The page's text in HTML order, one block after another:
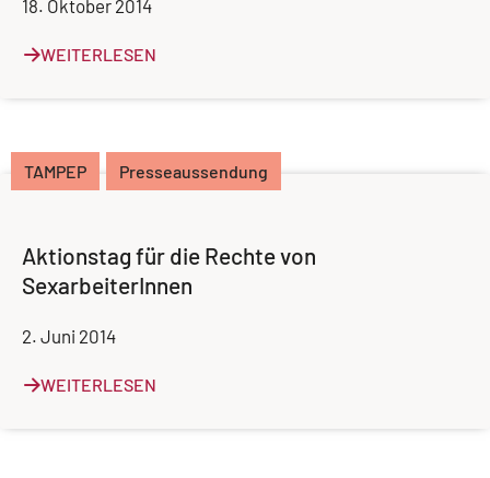
18. Oktober 2014
WEITERLESEN
TAMPEP Presseaussendung
Aktionstag für die Rechte von
SexarbeiterInnen
2. Juni 2014
WEITERLESEN